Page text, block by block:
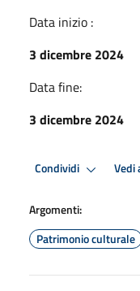
Data inizio :
3 dicembre 2024
Data fine:
3 dicembre 2024
Condividi Vedi
Argomenti:
Patrimonio culturale